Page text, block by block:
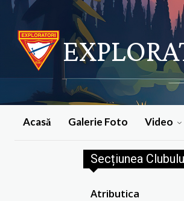
Acasă Galerie Foto Video
Secțiunea
Atributica